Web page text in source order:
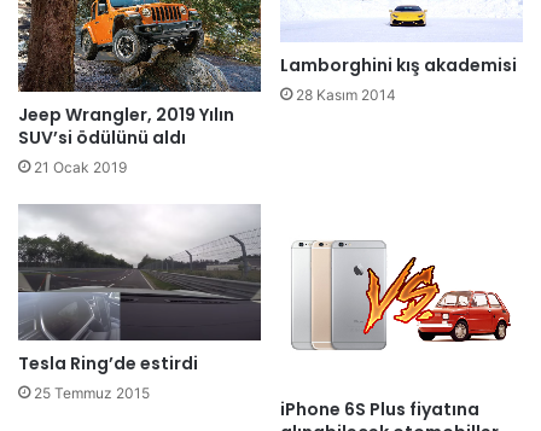
Jeep Wrangler, 2019 Yılın
SUV’si ödülünü aldı
21 Ocak 2019
Lamborghini kış akademisi
28 Kasım 2014
Tesla Ring’de estirdi
25 Temmuz 2015
iPhone 6S Plus fiyatına